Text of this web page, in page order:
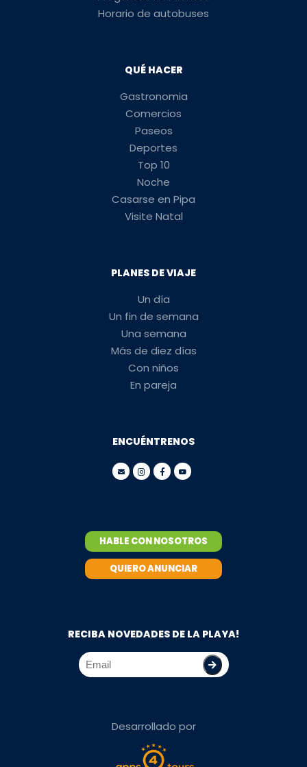
Horario de autobuses
QUÉ HACER
Gastronomia
Comercios
Paseos
Deportes
Top 10
Noche
Casarse en Pipa
Visite Natal
PLANES DE VIAJE
Un día
Un fin de semana
Una semana
Más de diez días
Con niños
En pareja
ENCUÉNTRENOS
HABLE CON NOSOTROS
QUIERO ANUNCIAR
RECIBA NOVEDADES DE LA PLAYA!
Desarrollado por